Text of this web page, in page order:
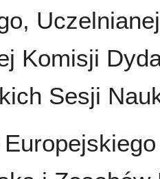
Komisji
Sesji